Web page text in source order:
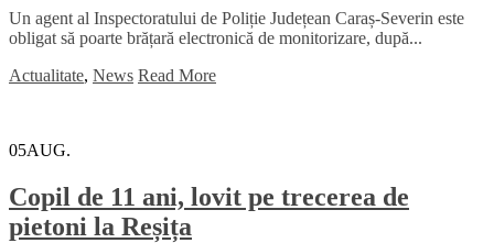
Un agent al Inspectoratului de Poliție Județean Caraș-Severin este
obligat să poarte brățară electronică de monitorizare, după...
Actualitate, News Read More
05AUG.
Copil de 11 ani, lovit pe trecerea de
pietoni la Reșița